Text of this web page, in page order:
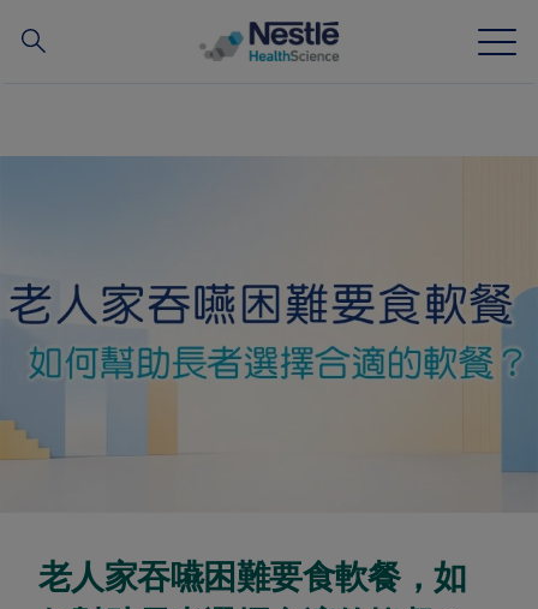
尋
營養知識站
關於我們
投資和合作夥伴
Contact
revamp
Contact Us 聯絡我們
老人家吞嚥困難要食軟餐，如